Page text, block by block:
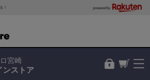
！ powered by
宮崎
ンストア